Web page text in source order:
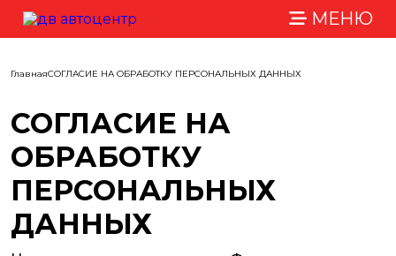
МЕНЮ
ГлавнаяСОГЛАСИЕ НА ОБРАБОТКУ ПЕРСОНАЛЬНЫХ ДАННЫХ
СОГЛАСИЕ НА
ОБРАБОТКУ
ПЕРСОНАЛЬНЫХ
ДАННЫХ